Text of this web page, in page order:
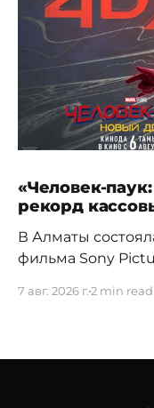
«Человек-
рекорд
В Алматы
фильма Sony
7 авг. 2026 г.2 min read